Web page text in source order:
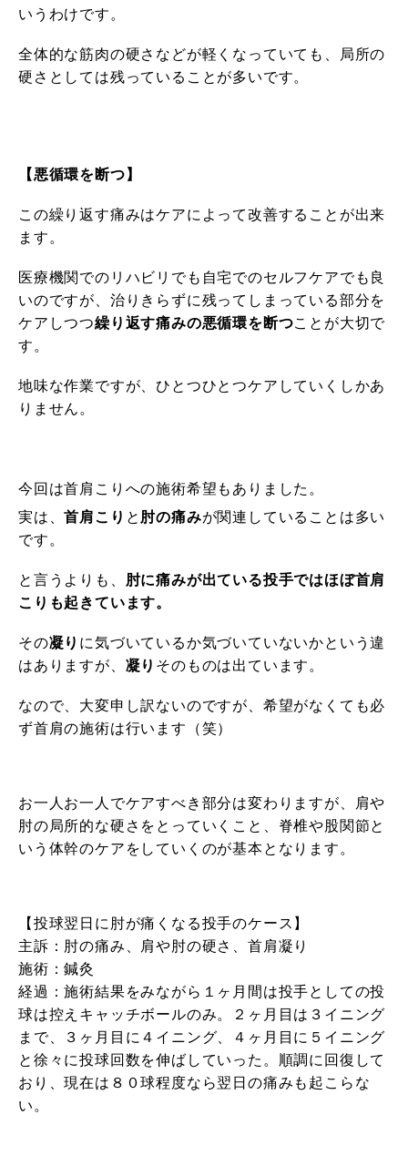
いうわけです。
全体的な筋肉の硬さなどが軽くなっていても、局所の
硬さとしては残っていることが多いです。
【悪循環を断つ】
この繰り返す痛みはケアによって改善することが出来
ます。
医療機関でのリハビリでも自宅でのセルフケアでも良
いのですが、治りきらずに残ってしまっている部分を
ケアしつつ繰り返す痛みの悪循環を断つことが大切で
す。
地味な作業ですが、ひとつひとつケアしていくしかあ
りません。
今回は首肩こりへの施術希望もありました。
実は、首肩こり と 肘の痛みが関連していることは多い
です。
と言うよりも、 肘に痛みが出ている投手ではほぼ首肩
こりも起きています。
その凝り に気づいているか気づいていないかという違
はありますが、 凝り そのものは出ています。
なので、大変申し訳ないのですが、希望がなくても必
ず首肩の施術は行います（笑）
お一人お一人でケアすべき部分は変わりますが、肩や
肘の局所的な硬さをとっていくこと、脊椎や股関節と
いう体幹のケアをしていくのが基本となります。
【投球翌日に肘が痛くなる投手のケース】
主訴：肘の痛み、肩や肘の硬さ、首肩凝り
施術：鍼灸
経過：施術結果をみながら１ヶ月間は投手としての投
球は控えキャッチボールのみ。２ヶ月目は３イニング
まで、３ヶ月目に４イニング、４ヶ月目に５イニング
と徐々に投球回数を伸ばしていった。順調に回復して
おり、現在は８０球程度なら翌日の痛みも起こらな
い。